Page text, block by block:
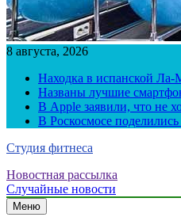
8 августа, 2026
Находка в испанской
Названы лучшие
В Apple заявили, что не
В Роскосмосе
Студия фитнеса
Новостная рассылка
Случайные новости
Меню